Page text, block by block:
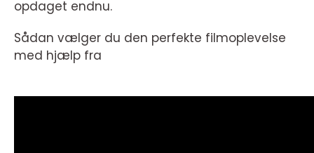
opdaget endnu.
Sådan vælger du den perfekte filmoplevelse
med hjælp fra